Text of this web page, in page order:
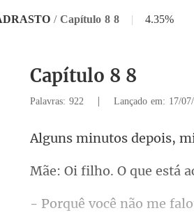
/ Capítulo 8 8 | 4.35%
Capítulo 8 8
Palavras: 922 | Lançado em: 17/
o. O que está